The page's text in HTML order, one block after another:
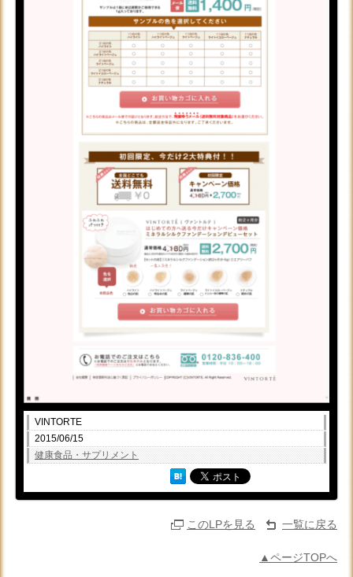
VINTORTE
2015/06/15
健康食品・サプリメント
このLPを見る 一覧に戻る
▲ページTOPへ